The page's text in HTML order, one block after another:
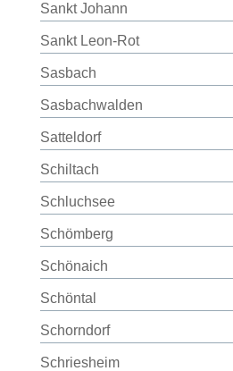
Sankt Johann
Sankt Leon-Rot
Sasbach
Sasbachwalden
Satteldorf
Schiltach
Schluchsee
Schömberg
Schönaich
Schöntal
Schorndorf
Schriesheim